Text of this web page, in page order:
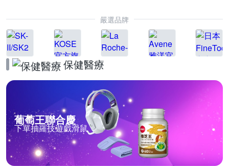
嚴選品牌
保健醫療
葡萄王聯合慶
下單抽羅技遊戲滑鼠